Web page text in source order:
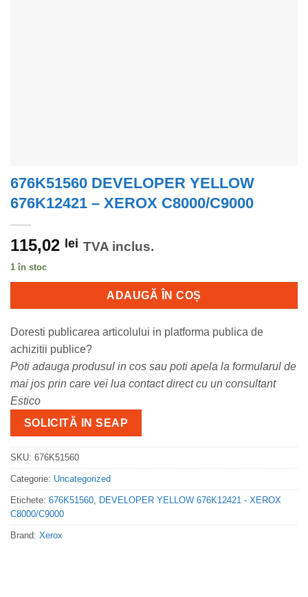
676K51560 DEVELOPER YELLOW
676K12421 – XEROX C8000/C9000
115,02 lei TVA inclus.
1 în stoc
ADAUGĂ ÎN COȘ
Doresti publicarea articolului in platforma publica de
achizitii publice?
Poti adauga produsul in cos sau poti apela la formularul de
mai jos prin care vei lua contact direct cu un consultant
Estico
SOLICITĂ IN SEAP
SKU: 676K51560
Categorie: Uncategorized
Etichete: 676K51560, DEVELOPER YELLOW 676K12421 - XEROX
C8000/C9000
Brand: Xerox